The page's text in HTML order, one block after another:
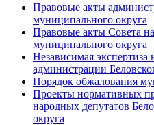
Правовые акты
муниципального округа
Правовые акты Совета
муниципального округа
Независимая
администрации
Порядок обжалования
Проекты нормативных
народных депутатов
округа